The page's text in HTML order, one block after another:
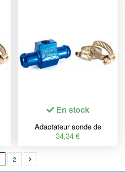
En stock
Adaptateur sonde de
températue d'eau Koso
34,34 €
2